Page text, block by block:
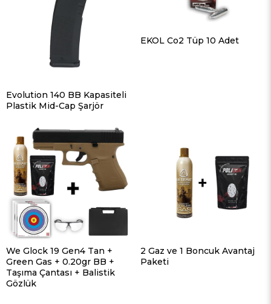
Evolution 140 BB Kapasiteli
Plastik Mid-Cap Şarjör
EKOL Co2 Tüp 10 Adet
We Glock 19 Gen4 Tan +
Green Gas + 0.20gr BB +
Taşıma Çantası + Balistik
Gözlük
2 Gaz ve 1 Boncuk Avantaj
Paketi